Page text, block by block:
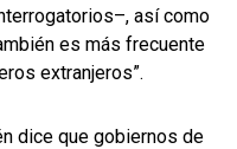
así como
es más frecuente
extranjeros”.
dice que gobiernos de